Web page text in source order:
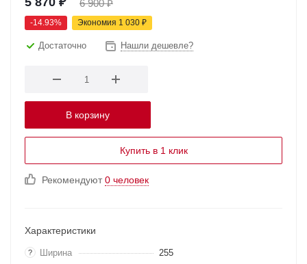
6 900₽
-14.93% Экономия 1 030 ₽
Достаточно Нашли дешевле?
В корзину
Купить в 1 клик
Рекомендуют0 человек
Характеристики
? Ширина 255